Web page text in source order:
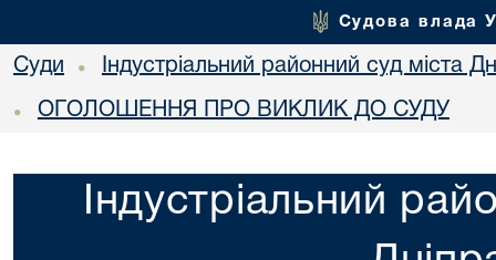
Судова влада
Суди • Індустріальний районний суд міста
• ОГОЛОШЕННЯ ПРО ВИКЛИК ДО СУДУ
Індустріальний